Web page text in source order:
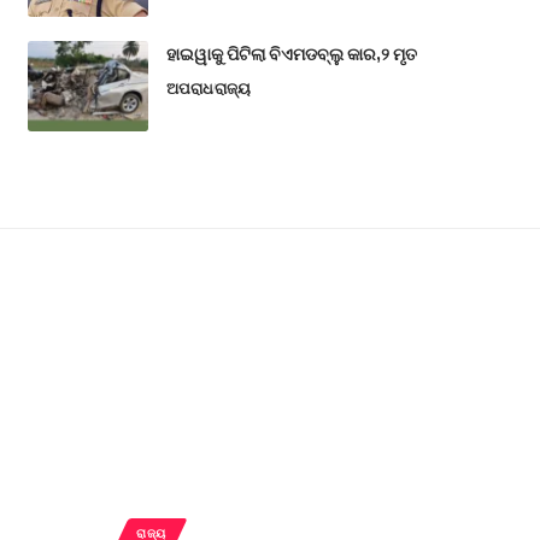
ହାଇୱାକୁ ପିଟିଲା ବିଏମଡବ୍ଲୁ କାର,୨ ମୃତ
ଅପରାଧରାଜ୍ୟ
ରାଜ୍ୟ